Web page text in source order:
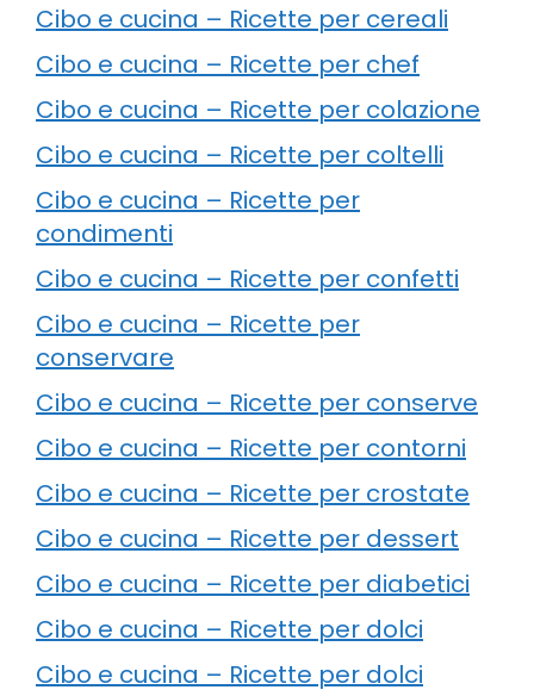
Cibo e cucina – Ricette per cereali
Cibo e cucina – Ricette per chef
Cibo e cucina – Ricette per colazione
Cibo e cucina – Ricette per coltelli
Cibo e cucina – Ricette per
condimenti
Cibo e cucina – Ricette per confetti
Cibo e cucina – Ricette per
conservare
Cibo e cucina – Ricette per conserve
Cibo e cucina – Ricette per contorni
Cibo e cucina – Ricette per crostate
Cibo e cucina – Ricette per dessert
Cibo e cucina – Ricette per diabetici
Cibo e cucina – Ricette per dolci
Cibo e cucina – Ricette per dolci